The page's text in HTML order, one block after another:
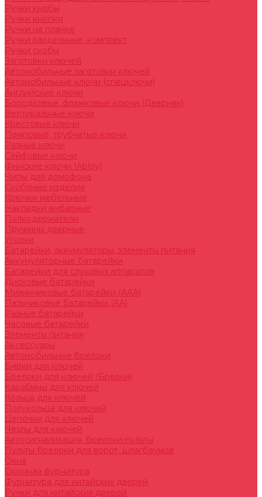
Ручки кнобы
Ручки кнопки
Ручки на планке
Ручки раздельные, комплект
Ручки скобы
Заготовки ключей
Автомобильные заготовки ключей
Автомобильные ключи (спецключи)
Английские ключи
Бородковые, флажковые ключи (Дверняк)
Вертикальные ключи
Крестовые ключи
Помповые, трубчатые ключи
Разные ключи
Сейфовые ключи
Финские ключи (Abloy)
Чипы для домофона
Скобяные изделия
Крючки мебельные
Накладки амбарные
Полкодержатели
Пружины дверные
Уголки
Батарейки, аккумуляторы, элементы питания
Аккумуляторные батарейки
Батарейки для слуховых аппаратов
Дисковые батарейки
Мизинчиковые батарейки (AAA)
Пальчиковые батарейки (AA)
Разные батарейки
Часовые батарейки
Элементы питания
Аксессуары
Автомобильные брелоки
Бирки для ключей
Брелоки для ключей (Брелки)
Карабины для ключей
Кольца для ключей
Полукольца для ключей
Цепочки для ключей
Чехлы для ключей
Автосигнализация, брелоки-пульты
Пульты-брелоки для ворот, шлагбаумов
Окна
Оконная фурнитура
Фурнитура для китайских дверей
Ручки для китайских дверей